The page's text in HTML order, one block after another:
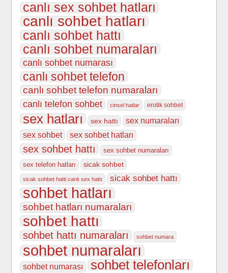
canlı sex sohbet hatları
canlı sohbet hatları
canlı sohbet hattı
canlı sohbet numaraları
canlı sohbet numarası
canlı sohbet telefon
canlı sohbet telefon numaraları
canlı telefon sohbet cinsel hatlar erotik sohbet
sex hatları sex hattı sex numaraları
sex sohbet sex sohbet hatları
sex sohbet hattı
sex sohbet numaraları
sex telefon hatları
sicak sohbet
sicak sohbet hatti canlı sex hattı sicak sohbet hattı
sohbet hatları
sohbet hatları numaraları
sohbet hattı
sohbet hattı numaraları sohbet numara
sohbet numaraları
sohbet numarası sohbet telefonları